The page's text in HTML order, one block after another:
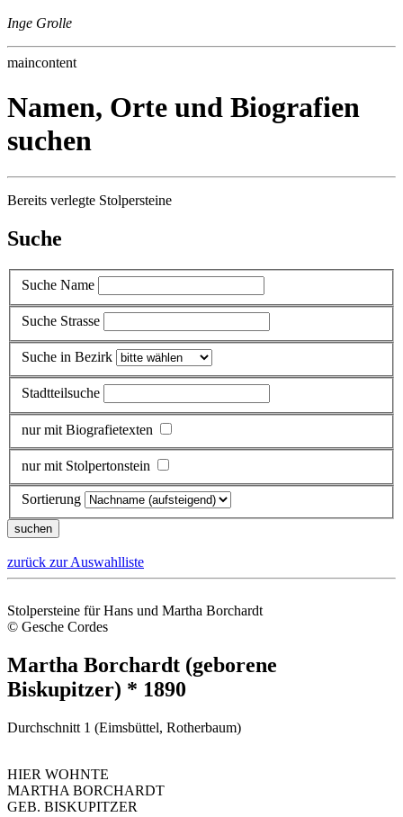
Inge Grolle
maincontent
Namen, Orte und Biografien
suchen
Bereits verlegte Stolpersteine
Suche
Suche Name
Suche Strasse
Suche in Bezirk
Stadtteilsuche
nur mit Biografietexten
nur mit Stolpertonstein
Sortierung
zurück zur Auswahlliste
Stolpersteine für Hans und Martha Borchardt
© Gesche Cordes
Martha Borchardt (geborene
Biskupitzer) * 1890
Durchschnitt 1 (Eimsbüttel, Rotherbaum)
HIER WOHNTE
MARTHA BORCHARDT
GEB. BISKUPITZER